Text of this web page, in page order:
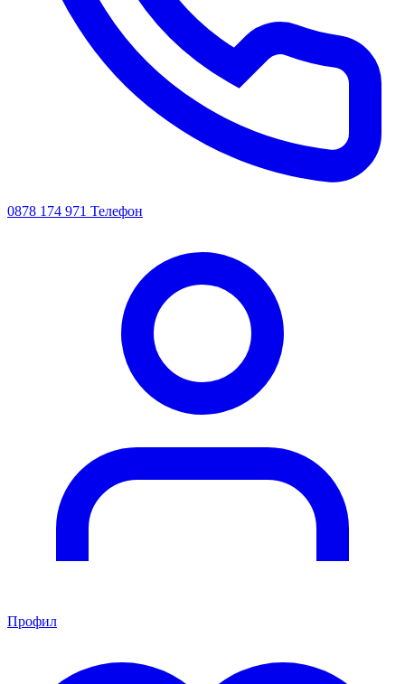
0878 174 971 Телефон
Профил